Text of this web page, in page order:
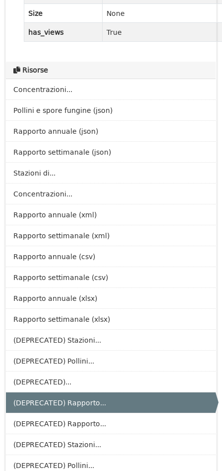
Risorse
Concentrazioni...
Pollini e spore fungine (json)
Rapporto annuale (json)
Rapporto settimanale (json)
Stazioni di...
Concentrazioni...
Rapporto annuale (xml)
Rapporto settimanale (xml)
Rapporto annuale (csv)
Rapporto settimanale (csv)
Rapporto annuale (xlsx)
Rapporto settimanale (xlsx)
(DEPRECATED) Stazioni...
(DEPRECATED) Pollini...
(DEPRECATED)...
(DEPRECATED) Rapporto...
(DEPRECATED) Rapporto...
(DEPRECATED) Stazioni...
(DEPRECATED) Pollini...
Size
None
has_views
True